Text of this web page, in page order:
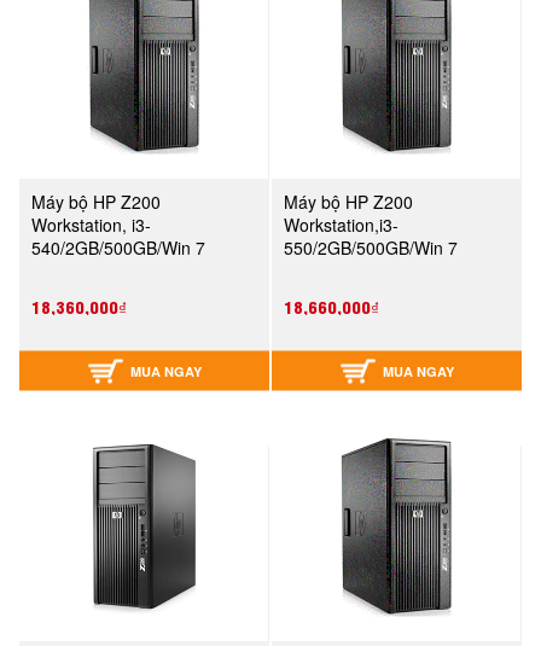
Máy bộ HP Z200
Workstation, i3-
540/2GB/500GB/Win 7
18,360,000₫
MUA NGAY
Máy bộ HP Z200
Workstation,i3-
550/2GB/500GB/Win 7
18,660,000₫
MUA NGAY